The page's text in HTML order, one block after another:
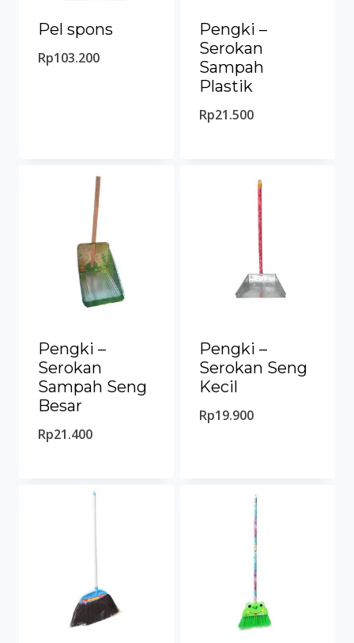
Pel spons
Rp103.200
Pengki –
Serokan
Sampah
Plastik
Rp21.500
Pengki –
Serokan
Sampah Seng
Besar
Rp21.400
Pengki –
Serokan Seng
Kecil
Rp19.900